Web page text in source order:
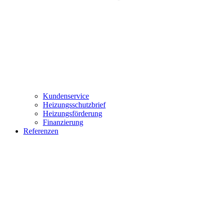
Kundenservice
Heizungsschutzbrief
Heizungsförderung
Finanzierung
Referenzen